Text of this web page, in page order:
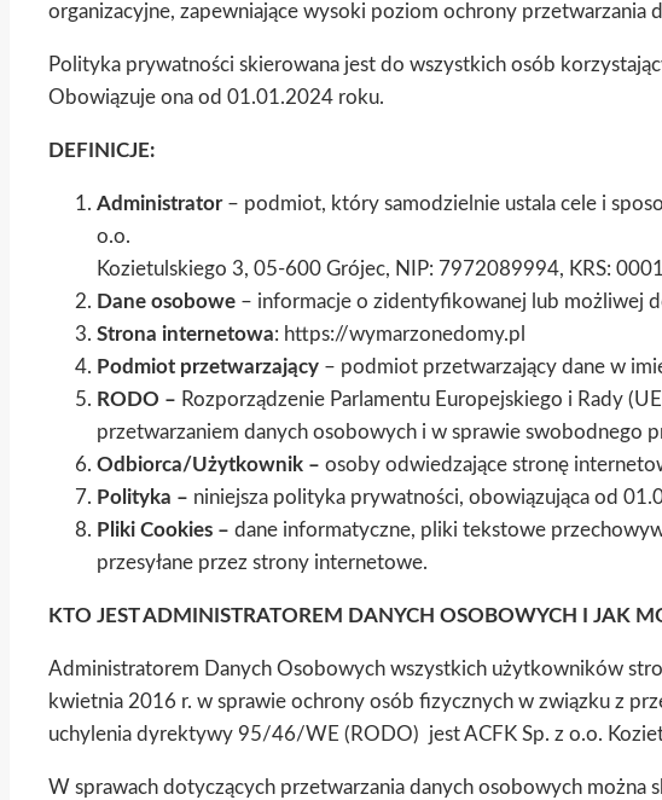
organizacyjne, zapewniające wysoki poziom ochrony przetwarzania
Polityka prywatności skierowana jest do wszystkich osób
Obowiązuje ona od 01.01.2024 roku.
DEFINICJE:
Administrator– podmiot, który samodzielnie ustala cele i
o.o.
Kozietulskiego 3, 05-600 Grójec, NIP: 7972089994, KRS:
Dane osobowe – informacje o zidentyfikowanej lub możliwej
Strona internetowa: https://wymarzonedomy.pl
Podmiot przetwarzający – podmiot przetwarzający dane w
RODO – Rozporządzenie Parlamentu Europejskiego i Rady
przetwarzaniem danych osobowych i w sprawie
Odbiorca/Użytkownik – osoby odwiedzające stronę
Polityka – niniejsza polityka prywatności, obowiązująca od
Pliki Cookies – dane informatyczne, pliki tekstowe
przesyłane przez strony internetowe.
KTO JEST ADMINISTRATOREM DANYCH OSOBOWYCH I JAK
Administratorem Danych Osobowych wszystkich użytkowników
kwietnia 2016 r. w sprawie ochrony osób fizycznych w związku z
uchylenia dyrektywy 95/46/WE (RODO) jest ACFK Sp. z o.o.
W sprawach dotyczących przetwarzania danych osobowych